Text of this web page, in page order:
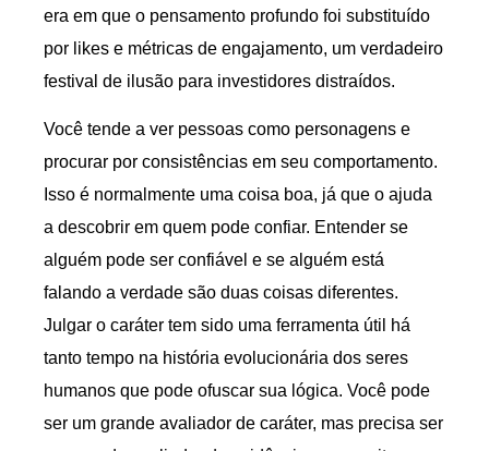
era em que o pensamento profundo foi substituído
por likes e métricas de engajamento, um verdadeiro
festival de ilusão para investidores distraídos.
Você tende a ver pessoas como personagens e
procurar por consistências em seu comportamento.
Isso é normalmente uma coisa boa, já que o ajuda
a descobrir em quem pode confiar. Entender se
alguém pode ser confiável e se alguém está
falando a verdade são duas coisas diferentes.
Julgar o caráter tem sido uma ferramenta útil há
tanto tempo na história evolucionária dos seres
humanos que pode ofuscar sua lógica. Você pode
ser um grande avaliador de caráter, mas precisa ser